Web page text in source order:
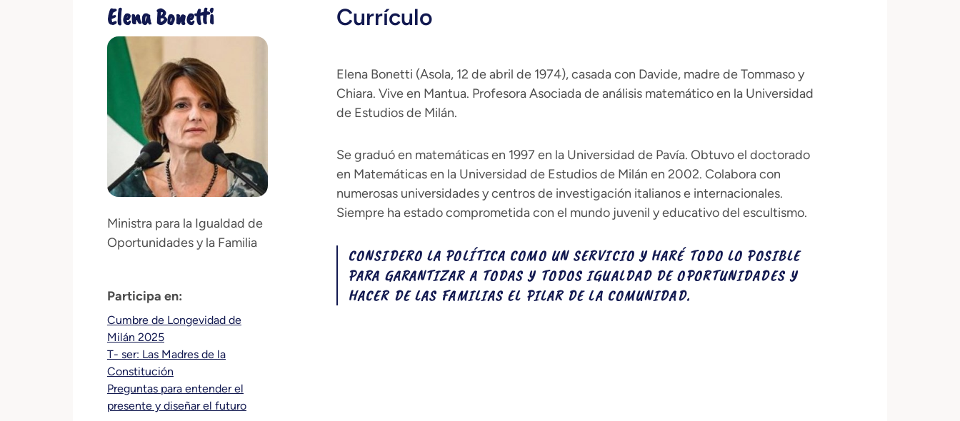
Elena Bonetti
Ministra para la Igualdad de
Oportunidades y la Familia
Participa en:
Cumbre de Longevidad de
Milán 2025
T- ser: Las Madres de la
Constitución
Preguntas para entender el
presente y diseñar el futuro
Currículo
Elena Bonetti (Asola, 12 de abril de 1974), casada con Davide, madre de Tommaso y
Chiara. Vive en Mantua. Profesora Asociada de análisis matemático en la Universidad
de Estudios de Milán.
Se graduó en matemáticas en 1997 en la Universidad de Pavía. Obtuvo el doctorado
en Matemáticas en la Universidad de Estudios de Milán en 2002. Colabora con
numerosas universidades y centros de investigación italianos e internacionales.
Siempre ha estado comprometida con el mundo juvenil y educativo del escultismo.
CONSIDERO LA POLÍTICA COMO UN SERVICIO Y HARÉ TODO LO POSIBLE
PARA GARANTIZAR A TODAS Y TODOS IGUALDAD DE OPORTUNIDADES Y
HACER DE LAS FAMILIAS EL PILAR DE LA COMUNIDAD.